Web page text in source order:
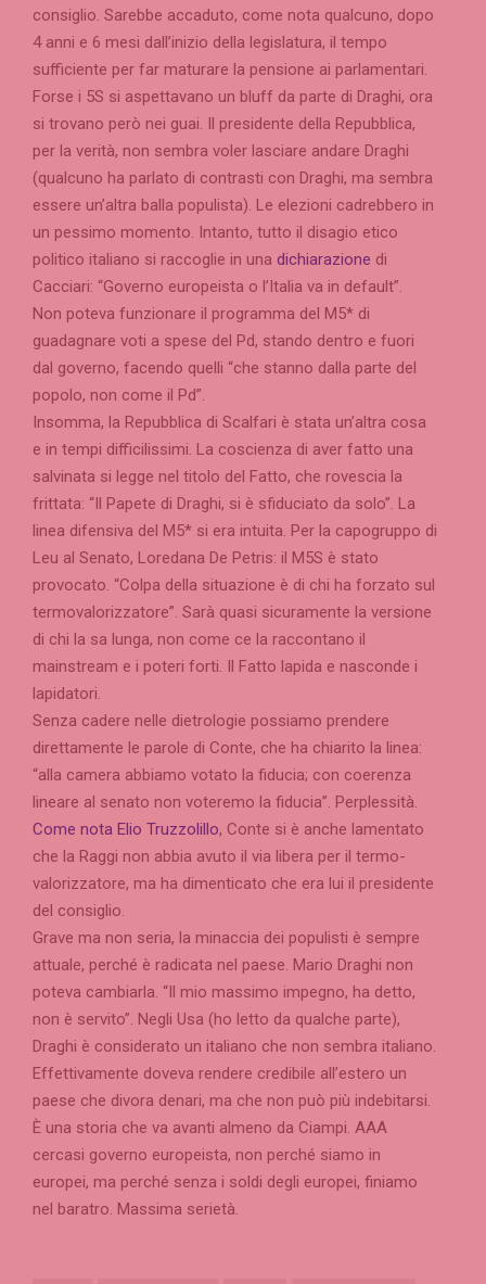
consiglio. Sarebbe accaduto, come nota qualcuno, dopo
4 anni e 6 mesi dall’inizio della legislatura, il tempo
sufficiente per far maturare la pensione ai parlamentari.
Forse i 5S si aspettavano un bluff da parte di Draghi, ora
si trovano però nei guai. Il presidente della Repubblica,
per la verità, non sembra voler lasciare andare Draghi
(qualcuno ha parlato di contrasti con Draghi, ma sembra
essere un’altra balla populista). Le elezioni cadrebbero in
un pessimo momento. Intanto, tutto il disagio etico
politico italiano si raccoglie in una dichiarazione di
Cacciari: “Governo europeista o l’Italia va in default”.
Non poteva funzionare il programma del M5* di
guadagnare voti a spese del Pd, stando dentro e fuori
dal governo, facendo quelli “che stanno dalla parte del
popolo, non come il Pd”.
Insomma, la Repubblica di Scalfari è stata un’altra cosa
e in tempi difficilissimi. La coscienza di aver fatto una
salvinata si legge nel titolo del Fatto, che rovescia la
frittata: “Il Papete di Draghi, si è sfiduciato da solo”. La
linea difensiva del M5* si era intuita. Per la capogruppo di
Leu al Senato, Loredana De Petris: il M5S è stato
provocato. “Colpa della situazione è di chi ha forzato sul
termovalorizzatore”. Sarà quasi sicuramente la versione
di chi la sa lunga, non come ce la raccontano il
mainstream e i poteri forti. Il Fatto lapida e nasconde i
lapidatori.
Senza cadere nelle dietrologie possiamo prendere
direttamente le parole di Conte, che ha chiarito la linea:
“alla camera abbiamo votato la fiducia; con coerenza
lineare al senato non voteremo la fiducia”. Perplessità.
Come nota Elio Truzzolillo, Conte si è anche lamentato
che la Raggi non abbia avuto il via libera per il termo-
valorizzatore, ma ha dimenticato che era lui il presidente
del consiglio.
Grave ma non seria, la minaccia dei populisti è sempre
attuale, perché è radicata nel paese. Mario Draghi non
poteva cambiarla. “Il mio massimo impegno, ha detto,
non è servito”. Negli Usa (ho letto da qualche parte),
Draghi è considerato un italiano che non sembra italiano.
Effettivamente doveva rendere credibile all’estero un
paese che divora denari, ma che non può più indebitarsi.
È una storia che va avanti almeno da Ciampi. AAA
cercasi governo europeista, non perché siamo in
europei, ma perché senza i soldi degli europei, finiamo
nel baratro. Massima serietà.